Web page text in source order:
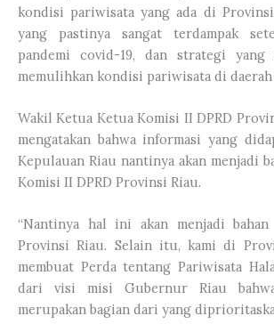
kondisi pariwisata yang ada di
yang pastinya sangat terdampak
pandemi covid-19, dan strategi yang
memulihkan kondisi pariwisata di
Wakil Ketua Ketua Komisi II DPRD
mengatakan bahwa informasi yang
Kepulauan Riau nantinya akan menjadi
Komisi II DPRD Provinsi Riau.
“Nantinya hal ini akan menjadi
Provinsi Riau. Selain itu, kami di
membuat Perda tentang Pariwisata
dari visi misi Gubernur Riau
merupakan bagian dari yang